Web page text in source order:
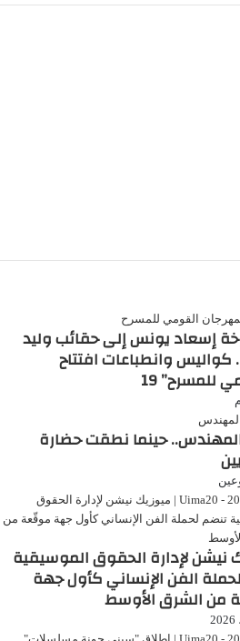
إسعاد يونس إلى حقائب وليد
وانطباعات افتتاح
للمسرح” 19
حينما نطقت حضارة
نيشن لإدارة الحقوق الموسيقية
الفن الإنساني كأول جهة
من الشرق الأوسط